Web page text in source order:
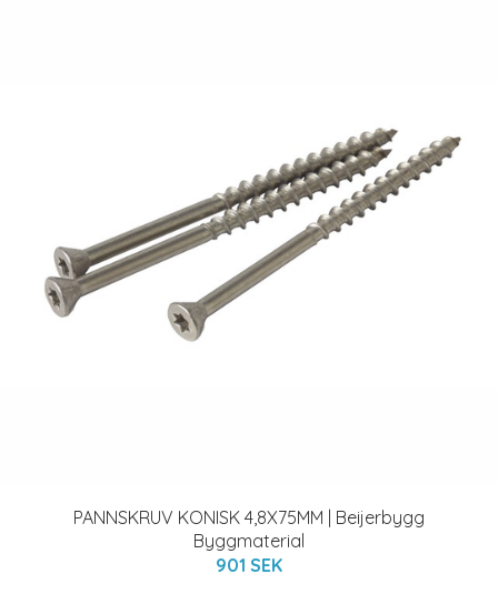
PANNSKRUV KONISK 4,8X75MM | Beijerbygg
Byggmaterial
901 SEK